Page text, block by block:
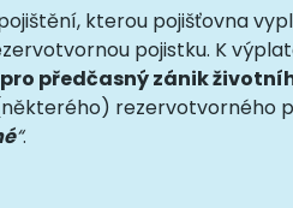
kterou pojišťovna
pojistku. K
předčasný zánik
rezervotvorného
“.